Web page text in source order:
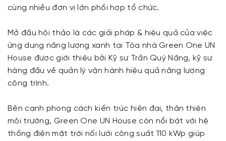
cùng nhiều đơn vị lớn phối hợp tổ chức.
Mở đầu hội thảo là các giải pháp & hiệu quả của việc
ứng dụng năng lượng xanh tại Tòa nhà Green One UN
House được giới thiệu bởi Kỹ sư Trần Quý Năng, kỹ sư
hàng đầu về quản lý vận hành hiệu quả năng lượng
công trình.
Bên cạnh phong cách kiến trúc hiện đại, thân thiện
môi trường, Green One UN House còn nổi bật với hệ
thống điện mặt trời nối lưới công suất 110 kWp giúp